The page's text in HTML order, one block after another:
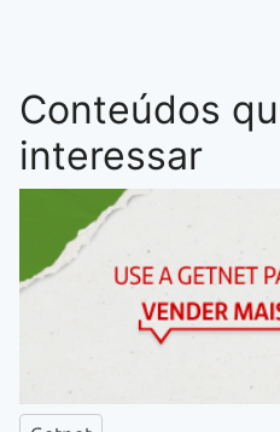
Conteúdos
interessar